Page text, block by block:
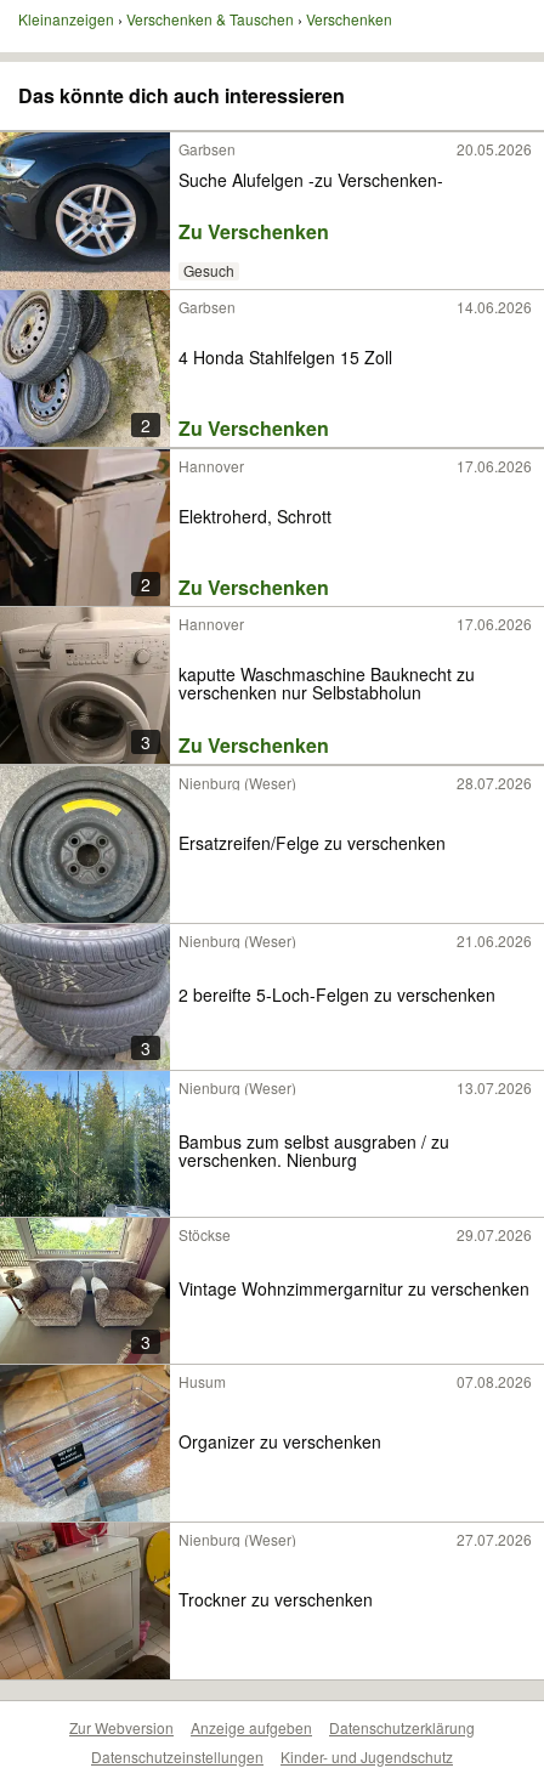
Kleinanzeigen Verschenken & Tauschen Verschenken
Das könnte dich auch interessieren
Garbsen 20.05.2026
Suche Alufelgen -zu Verschenken-
Zu Verschenken
Gesuch
2
Garbsen 14.06.2026
4 Honda Stahlfelgen 15 Zoll
Zu Verschenken
2
Hannover 17.06.2026
Elektroherd, Schrott
Zu Verschenken
3
Hannover 17.06.2026
kaputte Waschmaschine Bauknecht zu
verschenken nur Selbstabholun
Zu Verschenken
Nienburg (Weser) 28.07.2026
Ersatzreifen/Felge zu verschenken
3
Nienburg (Weser) 21.06.2026
2 bereifte 5-Loch-Felgen zu verschenken
Nienburg (Weser) 13.07.2026
Bambus zum selbst ausgraben / zu
verschenken. Nienburg
3
Stöckse 29.07.2026
Vintage Wohnzimmergarnitur zu verschenken
Husum 07.08.2026
Organizer zu verschenken
Nienburg (Weser) 27.07.2026
Trockner zu verschenken
Zur Webversion Anzeige aufgeben
Datenschutzerklärung
Datenschutzeinstellungen
Kinder- und Jugendschutz